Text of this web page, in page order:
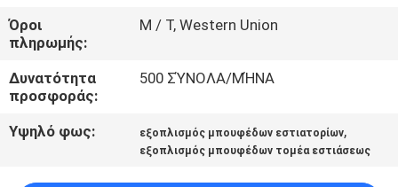
ΕΙΔΉΣΕΙΣ
ΠΕΡΙΠΤΏΣΕΙΣ
Όροι
πληρωμής:
Μ / Τ, Western Union
Δυνατότητα
προσφοράς:
500 ΣΎΝΟΛΑ/ΜΉΝΑ
Υψηλό φως: εξοπλισμός μπουφέδων εστιατορίων,
εξοπλισμός μπουφέδων τομέα εστιάσεως